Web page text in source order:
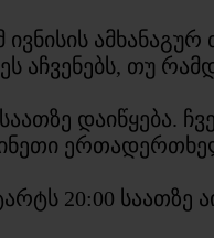
აჩვენებს, თუ
დაიწყება.
20:00 საათზე